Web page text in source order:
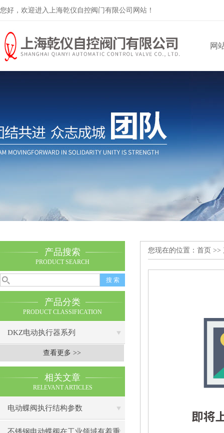
您好，欢迎进入上海乾仪自控阀门有限公司网站！
网
产品搜索
PRODUCT SEARCH
产品分类
PRODUCT CLASSIFICATION
DKZ电动执行器系列
查看更多 >>
相关文章
RELEVANT ARTICLES
电动蝶阀执行结构参数
您现在的位置： 首页 >>